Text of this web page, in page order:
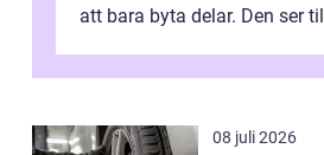
att bara byta delar. Den ser
08 juli 2026